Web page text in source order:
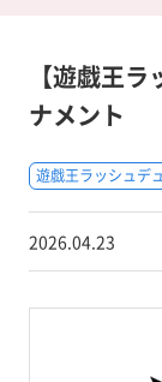
【遊戯王
ナメント
遊戯王ラッシュデ
2026.04.23